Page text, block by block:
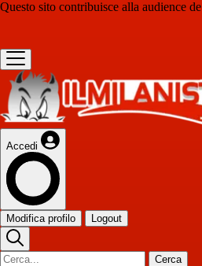
Questo sito contribuisce alla audience de
Accedi
Modifica profilo Logout
Cerca